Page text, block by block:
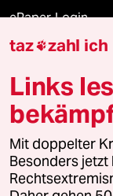
ePaper Login
Downloads für
© 2026 taz
Alle Rechte
wenden Sie sich bitte
taz zahl ich
Links
Mit doppelter
Besonders